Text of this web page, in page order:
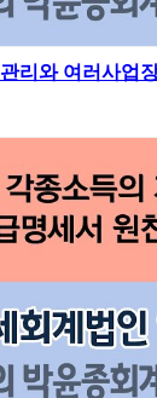
리와 여러사업